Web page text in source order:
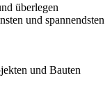
überlegen
und spannendsten
und Bauten